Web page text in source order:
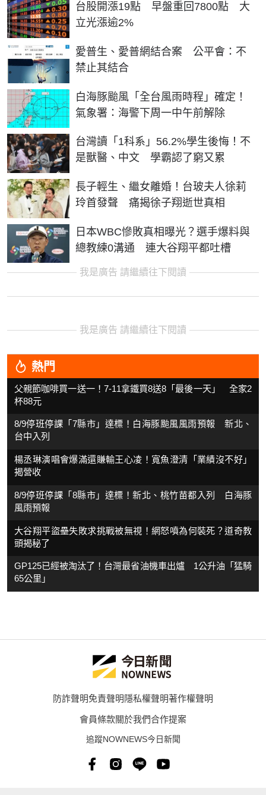
台股開漲19點 早盤重回7800點 大
立光漲逾2%
愛普生、愛普網結合案 公平會：不
禁止其結合
白海豚颱風「全台風雨時程」確定！
氣象署：海警下周一中午前解除
台灣讀「1科系」56.2%學生後悔！不
是獸醫、中文 學霸認了窮又累
長子輕生、繼女離婚！台玻夫人徐莉
玲首發聲 痛揭徐子翔逝世真相
日本WBC慘敗真相曝光？選手爆料與
總教練0溝通 連大谷翔平都吐槽
我是廣告 請繼續往下閱讀
我是廣告 請繼續往下閱讀
熱門
父親節咖啡買一送一！7-11拿鐵買8送8「最後一天」 全家2
杯88元
8/9停班停課「7縣市」達標！白海豚颱風風雨預報 新北、
台中入列
楊丞琳演唱會爆滿還賺輸王心凌！寬魚澄清「業績沒不好」
揭營收
8/9停班停課「8縣市」達標！新北、桃竹苗都入列 白海豚
風雨預報
大谷翔平盜壘失敗求挑戰被無視！網怒噴為何裝死？道奇教
頭揭秘了
GP125已經被淘汰了！台灣最省油機車出爐 1公升油「猛騎
65公里」
防詐聲明免責聲明隱私權聲明著作權聲明
會員條款關於我們合作提案
追蹤NOWNEWS今日新聞